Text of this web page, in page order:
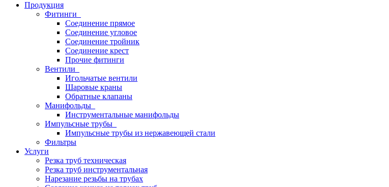
Продукция
Фитинги
Соединение прямое
Соединение угловое
Соединение тройник
Соединение крест
Прочие фитинги
Вентили
Игольчатые вентили
Шаровые краны
Обратные клапаны
Манифольды
Инструментальные манифольды
Импульсные трубы
Импульсные трубы из нержавеющей стали
Фильтры
Услуги
Резка труб техническая
Резка труб инструментальная
Нарезание резьбы на трубах